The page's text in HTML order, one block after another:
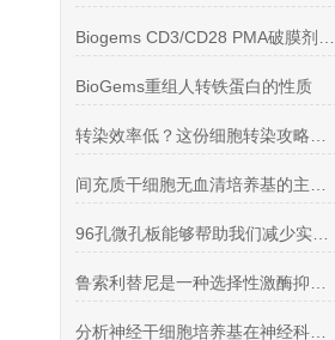
BioGems重组人转铁蛋白的性质